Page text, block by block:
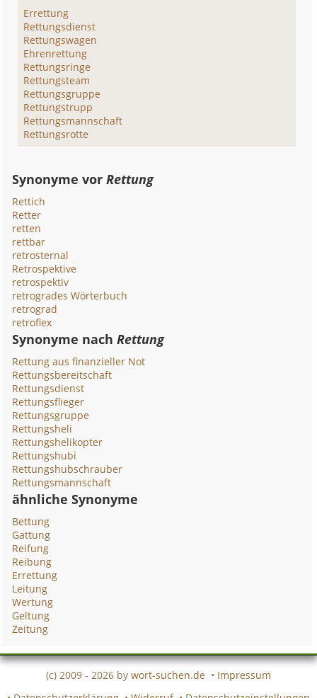
Errettung
Rettungsdienst
Rettungswagen
Ehrenrettung
Rettungsringe
Rettungsteam
Rettungsgruppe
Rettungstrupp
Rettungsmannschaft
Rettungsrotte
Synonyme vorRettung
Rettich
Retter
retten
rettbar
retrosternal
Retrospektive
retrospektiv
retrogrades Wörterbuch
retrograd
retroflex
Synonyme nachRettung
Rettung aus finanzieller Not
Rettungsbereitschaft
Rettungsdienst
Rettungsflieger
Rettungsgruppe
Rettungsheli
Rettungshelikopter
Rettungshubi
Rettungshubschrauber
Rettungsmannschaft
ähnliche Synonyme
Bettung
Gattung
Reifung
Reibung
Errettung
Leitung
Wertung
Geltung
Zeitung
(c) 2009 - 2026 by wort-suchen.de • Impressum